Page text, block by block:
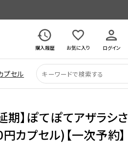
購入履歴
お気に入り ログイン
プセル
期】ぽてぽてアザラシさ
カプセル)【一次予約】